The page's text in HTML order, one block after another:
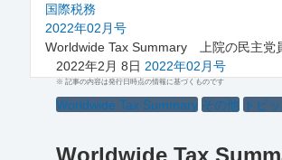
国際税務
2022年02月号
Worldwide Tax Summary 上院の民主党
2022年2月 8日 2022年02月号
※ 記事の内容は発行日時点の情報に基づくものです
Worldwide Tax Summary その他 トピ